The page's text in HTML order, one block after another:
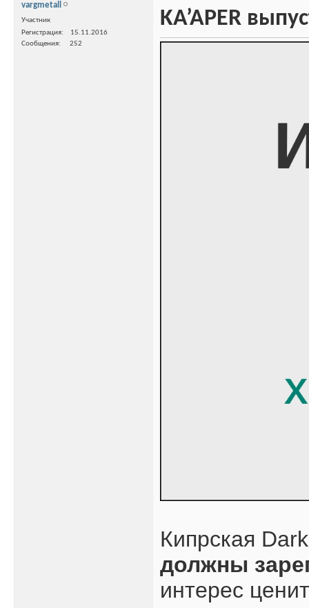
vargmetall
Участник
Регистрация
15.11.2016
Сообщения
252
KA’APER
Кипрская
должны
интерес